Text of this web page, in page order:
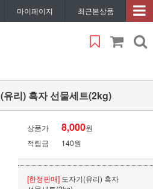
마이페이지 최근본상품
리) 흑자 선물세트(2kg)
상품가 8,000원
적립금
140원
[한정판매] 도자기(유리) 흑자